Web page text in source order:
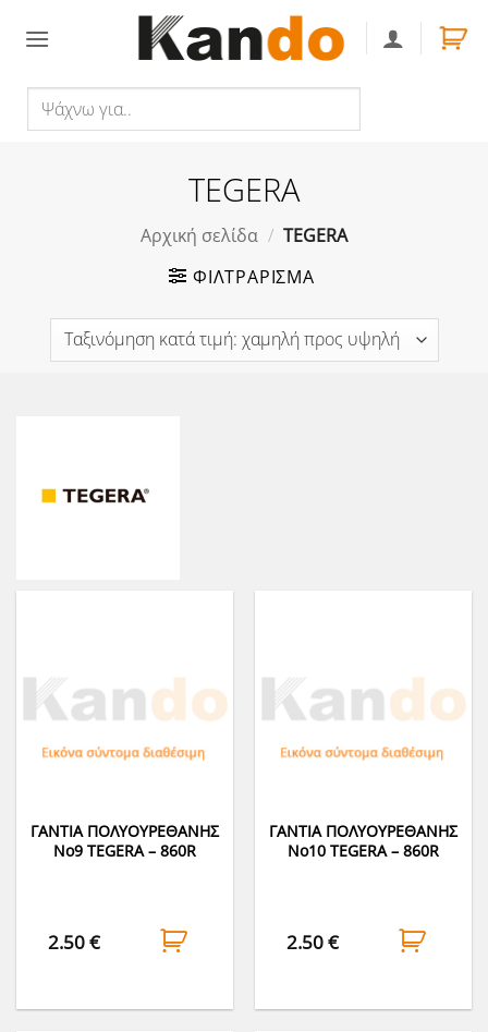
για..
TEGERA
Αρχική σελίδα / TEGERA
ΦΙΛΤΡΆΡΙΣΜΑ
ΓΑΝΤΙΑ ΠΟΛΥΟΥΡΕΘΑΝΗΣ
Νο9 TEGERA – 860R
2.50€
ΓΑΝΤΙΑ ΠΟΛΥΟΥΡΕΘΑΝΗΣ
Νο10 TEGERA – 860R
2.50€